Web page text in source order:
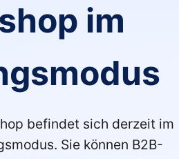
im
befindet sich derzeit im
Sie können B2B-